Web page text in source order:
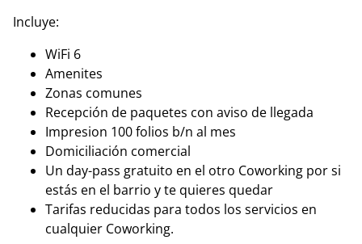
Incluye:
WiFi 6
Amenites
Zonas comunes
Recepción de paquetes con aviso de llegada
Impresion 100 folios b/n al mes
Domiciliación comercial
Un day-pass gratuito en el otro Coworking por si
estás en el barrio y te quieres quedar
Tarifas reducidas para todos los servicios en
cualquier Coworking.